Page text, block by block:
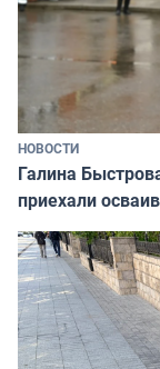
НОВОСТИ
Галина
приехали